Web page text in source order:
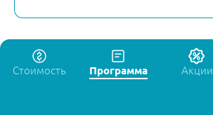
Стоимость Программа Акции